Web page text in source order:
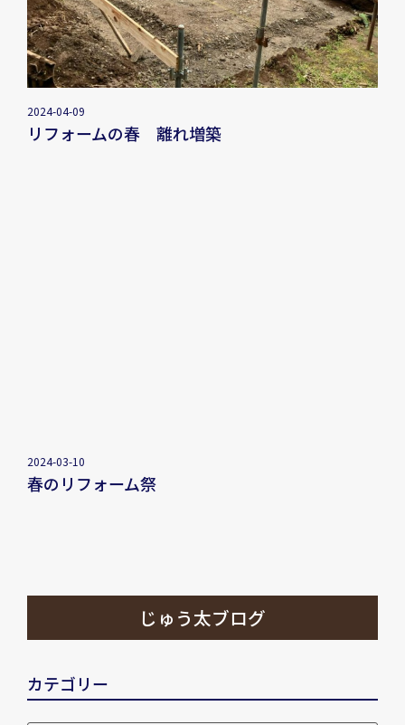
2024-04-09
リフォームの春 離れ増築
2024-03-10
春のリフォーム祭
じゅう太ブログ
カテゴリー